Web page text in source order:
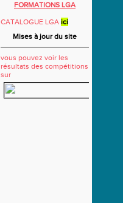
FORMATIONS LGA
CATALOGUE LGA ici
Mises à jour du site
vous pouvez voir les
résultats des compétitions
sur